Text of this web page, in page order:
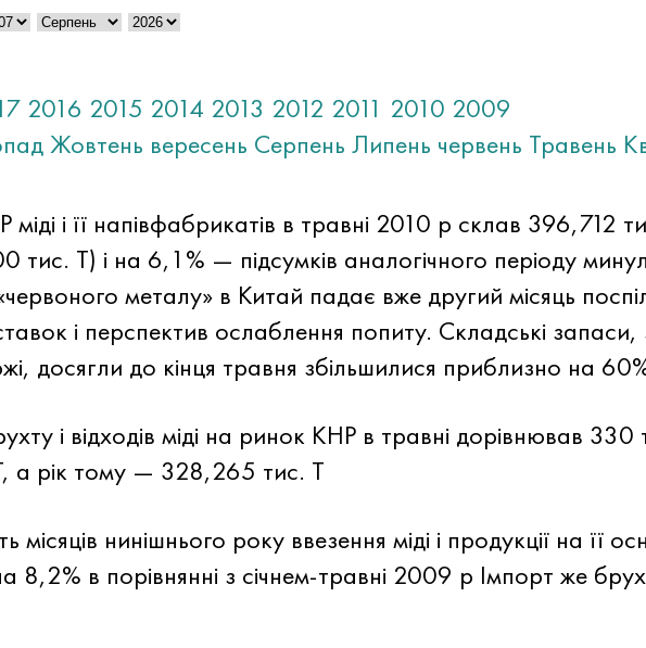
2016 2015 2014 2013 2012 2011 2010 2009
Жовтень вересень Серпень Липень червень Травень
міді і її напівфабрикатів в травні 2010 р склав 396,712
тис. Т) і на 6,1% — підсумків аналогічного періоду
металу» в Китай падає вже другий місяць
і перспектив ослаблення попиту. Складські
досягли до кінця травня збільшилися приблизно на
і відходів міді на ринок КНР в травні дорівнював 330
а рік тому — 328,265 тис. Т
місяців нинішнього року ввезення міді і продукції на її
в порівнянні з січнем-травні 2009 р Імпорт же